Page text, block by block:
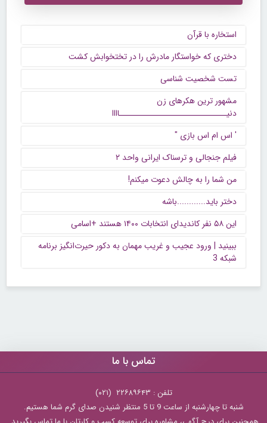
استخاره با قرآن
دختری که خواستگار مادرش را در تختخوابش کشت
تست شخصیت شناسی
مشهور ترین هکرهای زن
دنیــــــــــــــــــــــــــــــاااا
' اس ام اس بازی "
فیلم جنجالی و ترسناک ایرانی واحد ۲
من شما را به چالش دعوت میکنم!
دختر باید............باشه
این ۵۸ نفر کاندیدای انتخابات ۱۴۰۰ هستند +اسامی
ببینید | ورود عجیب و غریب مهمان به دکور حیرت‌انگیز برنامه
شبکه 3
تماس با ما
تلفن : ۲۲۶۸۹۶۴۳ (۰۲۱)
شنبه تا چهارشنبه از ساعت 9 تا 5 منتظر شنیدن صدای گرم شما هستیم.